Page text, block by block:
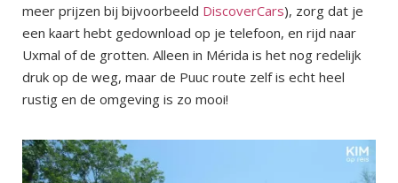
meer prijzen bij bijvoorbeeld DiscoverCars), zorg dat je
een kaart hebt gedownload op je telefoon, en rijd naar
Uxmal of de grotten. Alleen in Mérida is het nog redelijk
druk op de weg, maar de Puuc route zelf is echt heel
rustig en de omgeving is zo mooi!